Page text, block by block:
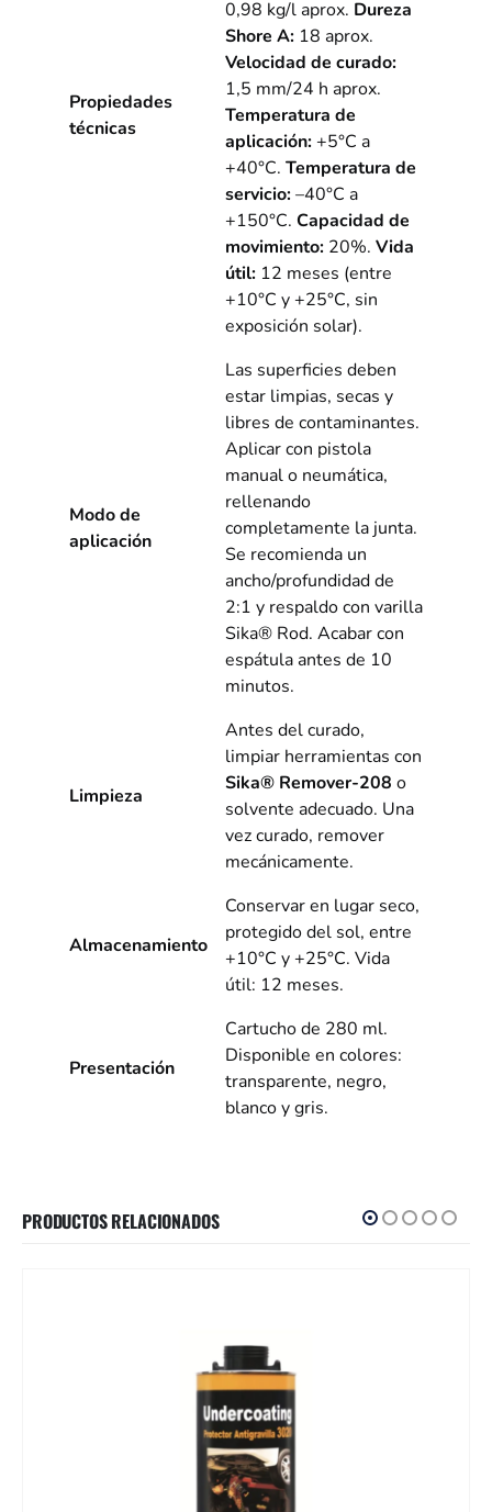
Propiedades
técnicas
0,98 kg/l aprox. Dureza
Shore A: 18 aprox.
Velocidad de curado:
1,5 mm/24 h aprox.
Temperatura de
aplicación:+5°C a
+40°C. Temperatura de
servicio:–40°C a
+150°C. Capacidad de
movimiento: 20%. Vida
útil: 12 meses (entre
+10°C y +25°C, sin
exposición solar).
Modo de
aplicación
Las superficies deben
estar limpias, secas y
libres de contaminantes.
Aplicar con pistola
manual o neumática,
rellenando
completamente la junta.
Se recomienda un
ancho/profundidad de
2:1 y respaldo con varilla
Sika® Rod. Acabar con
espátula antes de 10
minutos.
Limpieza
Antes del curado,
limpiar herramientas con
Sika® Remover-208 o
solvente adecuado. Una
vez curado, remover
mecánicamente.
Almacenamiento
Conservar en lugar seco,
protegido del sol, entre
+10°C y +25°C. Vida
útil: 12 meses.
Presentación
Cartucho de 280 ml.
Disponible en colores:
transparente, negro,
blanco y gris.
PRODUCTOS RELACIONADOS